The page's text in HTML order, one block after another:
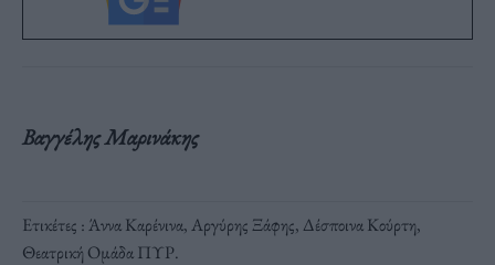
Βαγγέλης Μαρινάκης
Ετικέτες :Άννα Καρένινα,Αργύρης Ξάφης, Δέσποινα Κούρτη,
Θεατρική Ομάδα ΠΥΡ.